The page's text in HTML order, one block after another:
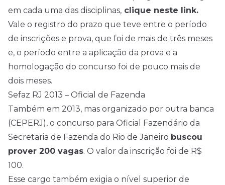
em cada uma das disciplinas, clique neste link.
Vale o registro do prazo que teve entre o período
de inscrições e prova, que foi de mais de três meses
e, o período entre a aplicação da prova e a
homologação do concurso foi de pouco mais de
dois meses.
Sefaz RJ 2013 – Oficial de Fazenda
Também em 2013, mas organizado por outra banca
(CEPERJ), o concurso para Oficial Fazendário da
Secretaria de Fazenda do Rio de Janeiro buscou
prover 200 vagas. O valor da inscrição foi de R$
100.
Esse cargo também exigia o nível superior de